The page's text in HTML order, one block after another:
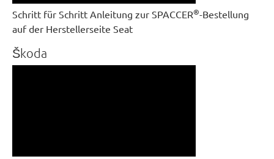
Schritt für Schritt Anleitung zur SPACCER®-Bestellung
auf der Herstellerseite Seat
Škoda